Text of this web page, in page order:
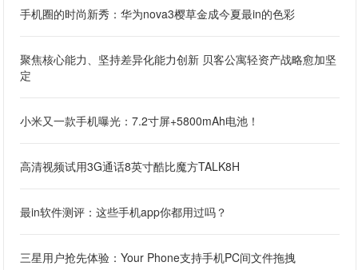
手机圈的时尚新秀：华为nova3樱草金成今夏最in的色彩
聚焦核心能力、坚持差异化能力创新 贝客公寓轻资产战略愈加坚
定
小米又一款手机曝光：7.2寸屏+5800mAh电池！
高清视频试用3G通话8英寸酷比魔方TALK8H
最in软件测评：这些手机app你都用过吗？
三星用户抢先体验：Your Phone支持手机PC间文件拖拽